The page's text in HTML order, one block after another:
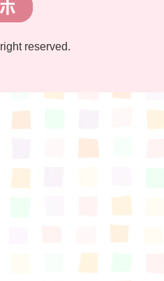
reserved.